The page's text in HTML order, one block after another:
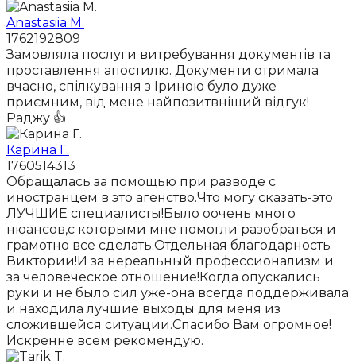
Anastasiia M.
1762192809
Замовляла послуги витребування документів та
проставлення апостилю. Документи отримала
вчасно, спілкування з Іриною було дуже
приємним, від мене найпозитвніший відгук!
Раджу 👍
Карина Г.
1760514313
Обращалась за помощью при разводе с
иностранцем в это агенство.Что могу сказать-это
ЛУЧШИЕ специалисты!Было оочень много
нюансов,с которыми мне помогли разобраться и
грамотно все сделать.Отдельная благодарность
Виктории!И за нереальный профессионализм и
за человеческое отношение!Когда опускались
руки и не было сил уже-она всегда поддерживала
и находила лучшие выходы для меня из
сложившейся ситуации.Спасибо Вам огромное!
Искренне всем рекомендую.